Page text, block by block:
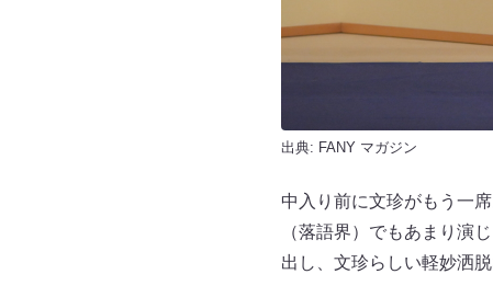
出典: FANY マガジン
中入り前に文珍がもう一
（落語界）でもあまり演
出し、文珍らしい軽妙洒